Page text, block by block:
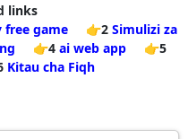
links
free game 👉2 Simulizi za
👉4 ai web app
👉5
Kitau cha Fiqh